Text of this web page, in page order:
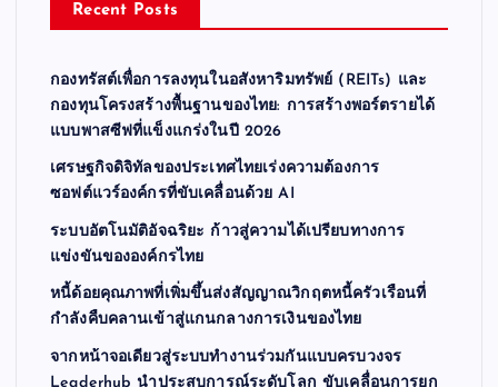
g
i
n
a
i
o
Recent Posts
กองทรัสต์เพื่อการลงทุนในอสังหาริมทรัพย์ (REITs) และ
กองทุนโครงสร้างพื้นฐานของไทย: การสร้างพอร์ตรายได้
แบบพาสซีฟที่แข็งแกร่งในปี 2026
เศรษฐกิจดิจิทัลของประเทศไทยเร่งความต้องการ
ซอฟต์แวร์องค์กรที่ขับเคลื่อนด้วย AI
ระบบอัตโนมัติอัจฉริยะ ก้าวสู่ความได้เปรียบทางการ
แข่งขันขององค์กรไทย
หนี้ด้อยคุณภาพที่เพิ่มขึ้นส่งสัญญาณวิกฤตหนี้ครัวเรือนที่
กำลังคืบคลานเข้าสู่แกนกลางการเงินของไทย
จากหน้าจอเดียวสู่ระบบทำงานร่วมกันแบบครบวงจร
Leaderhub นำประสบการณ์ระดับโลก ขับเคลื่อนการยก